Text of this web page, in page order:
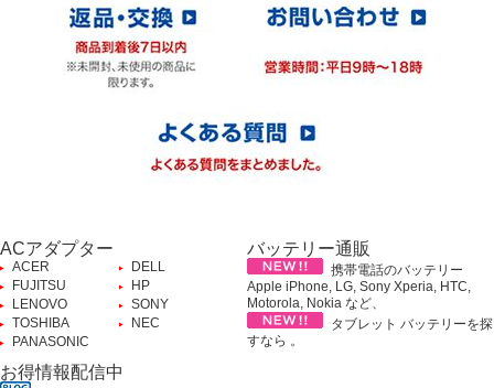
ACアダプター
ACER
DELL
FUJITSU
HP
LENOVO
SONY
TOSHIBA
NEC
PANASONIC
バッテリー通販
携帯電話のバッテリー
Apple iPhone, LG, Sony Xperia, HTC,
Motorola, Nokia など、
タブレット バッテリーを探
すなら 。
お得情報配信中